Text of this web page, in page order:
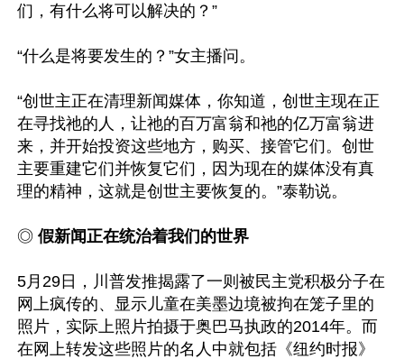
们，有什么将可以解决的？”
“什么是将要发生的？”女主播问。
“创世主正在清理新闻媒体，你知道，创世主现在正
在寻找祂的人，让祂的百万富翁和祂的亿万富翁进
来，并开始投资这些地方，购买、接管它们。创世
主要重建它们并恢复它们，因为现在的媒体没有真
理的精神，这就是创世主要恢复的。”泰勒说。
◎ 假新闻正在统治着我们的世界
5月29日，川普发推揭露了一则被民主党积极分子在
网上疯传的、显示儿童在美墨边境被拘在笼子里的
照片，实际上照片拍摄于奥巴马执政的2014年。而
在网上转发这些照片的名人中就包括《纽约时报》